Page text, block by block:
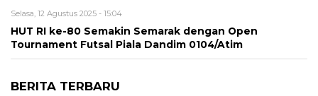
Selasa, 12 Agustus 2025 - 15:04
HUT RI ke-80 Semakin Semarak dengan Open
Tournament Futsal Piala Dandim 0104/Atim
BERITA TERBARU